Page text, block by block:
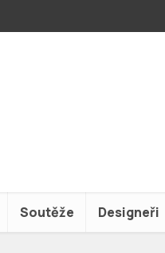
Soutěže Designeři